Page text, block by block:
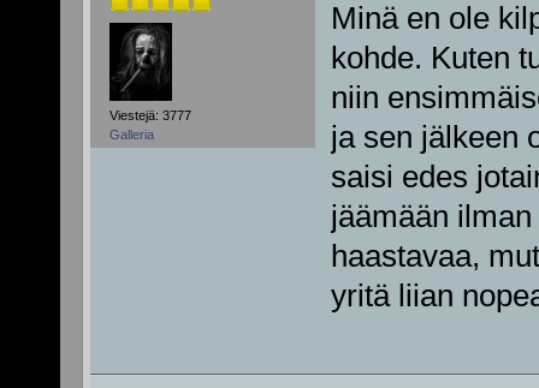
Viestejä: 3777
Galleria
Minä en ole
kohde. Kuten
niin
ja sen jälkeen
saisi edes
jäämään
haastavaa,
yritä liian